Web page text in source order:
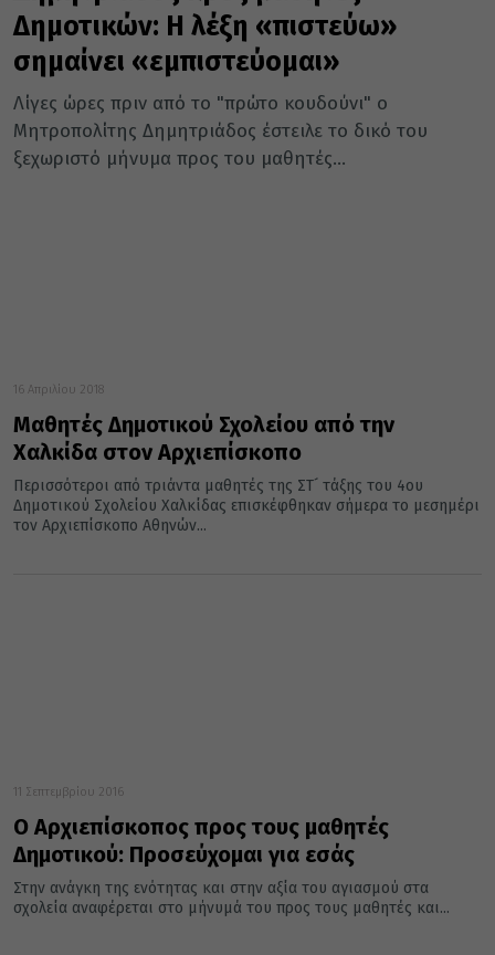
Δημοτικών: Η λέξη «πιστεύω»
σημαίνει «εμπιστεύομαι»
Λίγες ώρες πριν από το "πρώτο κουδούνι" ο
Μητροπολίτης Δημητριάδος έστειλε το δικό του
ξεχωριστό μήνυμα προς του μαθητές...
16 Απριλίου 2018
Μαθητές Δημοτικού Σχολείου από την
Χαλκίδα στον Αρχιεπίσκοπο
Περισσότεροι από τριάντα μαθητές της ΣΤ´ τάξης του 4ου
Δημοτικού Σχολείου Χαλκίδας επισκέφθηκαν σήμερα το μεσημέρι
τον Αρχιεπίσκοπο Αθηνών...
11 Σεπτεμβρίου 2016
Ο Αρχιεπίσκοπος προς τους μαθητές
Δημοτικού: Προσεύχομαι για εσάς
Στην ανάγκη της ενότητας και στην αξία του αγιασμού στα
σχολεία αναφέρεται στο μήνυμά του προς τους μαθητές και...